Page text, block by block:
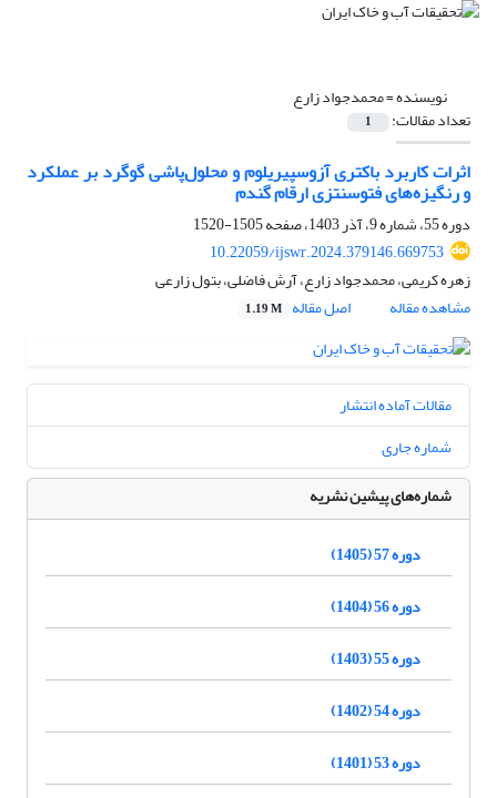
نویسنده =محمدجواد زارع
تعداد مقالات: 1
اثرات کاربرد باکتری آزوسپیریلوم و محلول‌پاشی گوگرد بر عملکرد
و رنگیزه‌های فتوسنتزی ارقام گندم
دوره 55، شماره 9، آذر 1403، صفحه
1505-1520
10.22059/ijswr.2024.379146.669753
زهره کریمی، محمدجواد زارع، آرش فاضلی، بتول زارعی
مشاهده مقاله
اصل مقاله 1.19 M
مقالات آماده انتشار
شماره جاری
شماره‌های پیشین نشریه
دوره 57 (1405)
دوره 56 (1404)
دوره 55 (1403)
دوره 54 (1402)
دوره 53 (1401)